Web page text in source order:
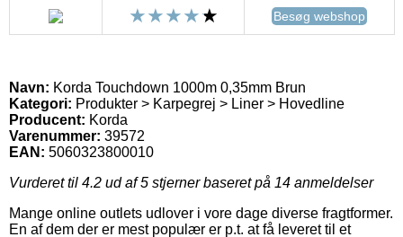
Besøg webshop
Navn: Korda Touchdown 1000m 0,35mm Brun
Kategori: Produkter > Karpegrej > Liner > Hovedline
Producent: Korda
Varenummer: 39572
EAN: 5060323800010
Vurderet til 4.2 ud af 5 stjerner baseret på 14 anmeldelser
Mange online outlets udlover i vore dage diverse fragtformer.
En af dem der er mest populær er p.t. at få leveret til et